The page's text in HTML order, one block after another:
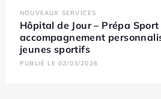
NOUVEAUX SERVICES
Hôpital de Jour – Prépa
accompagnement
jeunes sportifs
PUBLIÉ LE 02/03/2026